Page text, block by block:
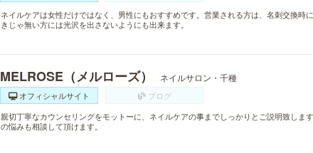
ネイルケアは女性だけではなく、男性にもおすすめです。営業される方は、名刺交換時
きじゃ無い方には光沢を出さないようにも出来ます。
MELROSE（メルローズ） ネイルサロン・千種
オフィシャルサイト
ブログ
親切丁寧なカウンセリングをモットーに、ネイルケアの事までしっかりとご説明致しま
の悩みも相談して頂けます。